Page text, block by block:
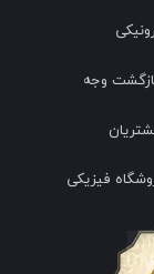
وجه
فیزیکی